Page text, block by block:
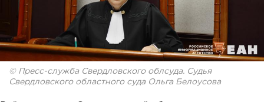
© Пресс-служба Свердловского облсуда. Судья
Свердловского областного суда Ольга Белоусова